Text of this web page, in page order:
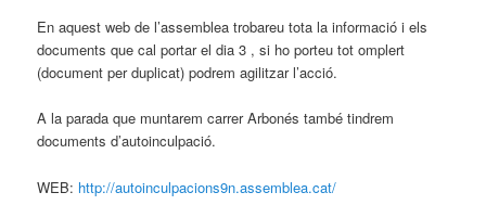
En aquest web de l’assemblea trobareu tota la informació i els
documents que cal portar el dia 3 , si ho porteu tot omplert
(document per duplicat) podrem agilitzar l’acció.
A la parada que muntarem carrer Arbonés també tindrem
documents d’autoinculpació.
WEB: http://autoinculpacions9n.assemblea.cat/